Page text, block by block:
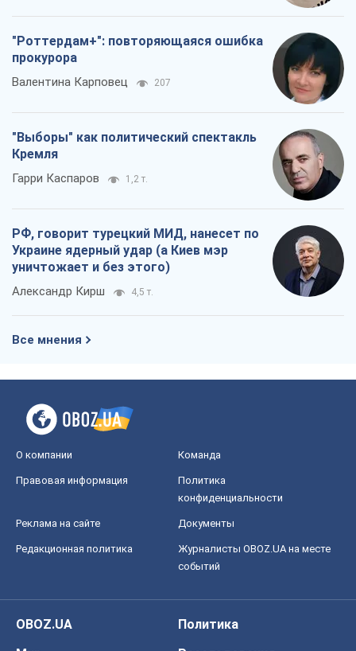
"Роттердам+": повторяющаяся ошибка
прокурора
Валентина Карповец 207
"Выборы" как политический спектакль
Кремля
Гарри Каспаров 1,2 т.
РФ, говорит турецкий МИД, нанесет по
Украине ядерный удар (а Киев мэр
уничтожает и без этого)
Александр Кирш 4,5 т.
Все мнения
О компании Команда
Правовая информация
Политика
конфиденциальности
Реклама на сайте Документы
Редакционная политика
Журналисты OBOZ.UA на месте
событий
OBOZ.UA
Политика